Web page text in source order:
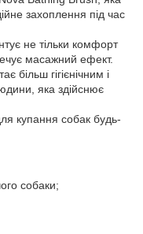
захоплення під час
не тільки комфорт
масажний ефект.
більш гігієнічним і
яка здійснює
купання собак будь-
собаки;